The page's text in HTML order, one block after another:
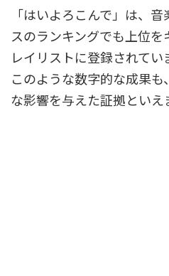
「はいよろこんで」は、
スのランキングでも上位
レイリストに登録されてい
このような数字的な成果
な影響を与えた証拠といえ